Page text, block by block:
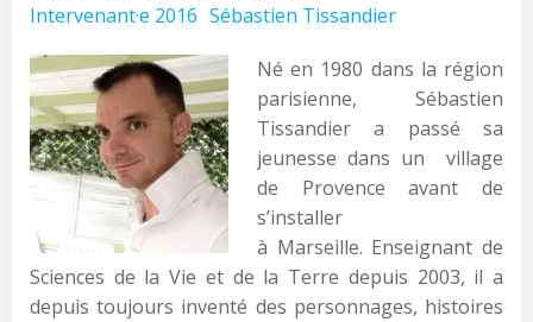
Intervenant·e 2016 Sébastien Tissandier
Né en 1980 dans la région
parisienne, Sébastien
Tissandier a passé sa
jeunesse dans un village
de Provence avant de
s’installer
à Marseille. Enseignant de
Sciences de la Vie et de la Terre depuis 2003, il a
depuis toujours inventé des personnages, histoires